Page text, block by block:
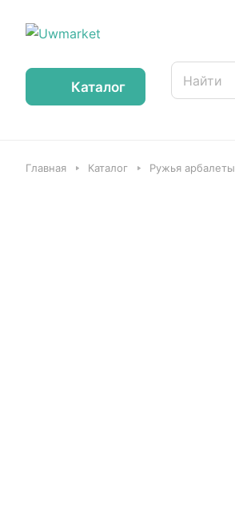
Каталог
Главная Каталог Ружья арбалеты